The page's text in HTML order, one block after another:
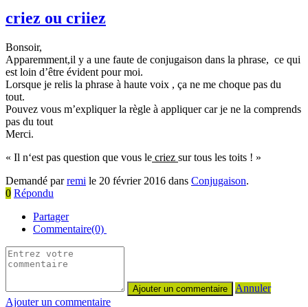
criez ou criiez
Bonsoir,
Apparemment,il y a une faute de conjugaison dans la phrase, ce qui
est loin d’être évident pour moi.
Lorsque je relis la phrase à haute voix , ça ne me choque pas du
tout.
Pouvez vous m’expliquer la règle à appliquer car je ne la comprends
pas du tout
Merci.
« Il n‘est pas question que vous le criez sur tous les toits ! »
Demandé parremi le 20 février 2016 dans Conjugaison.
0 Répondu
Partager
Commentaire(0)
Annuler
Ajouter un commentaire